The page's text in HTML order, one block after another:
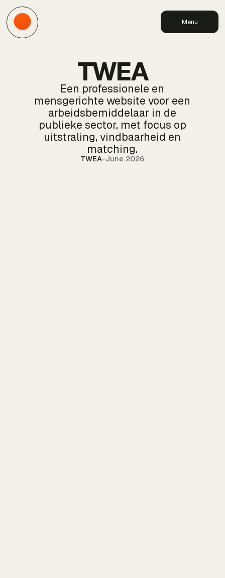
Menu
TWEA
Een professionele en
mensgerichte website voor een
arbeidsbemiddelaar in de
publieke sector, met focus op
uitstraling, vindbaarheid en
matching.
TWEA-June 2026